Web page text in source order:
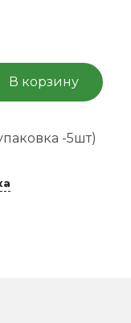
В корзину
-5шт)